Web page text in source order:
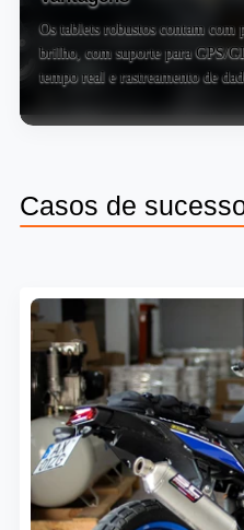
Os tablets robustos contam com
brilho, com suporte para GPS/
tempo real e rastreamento de
Casos de